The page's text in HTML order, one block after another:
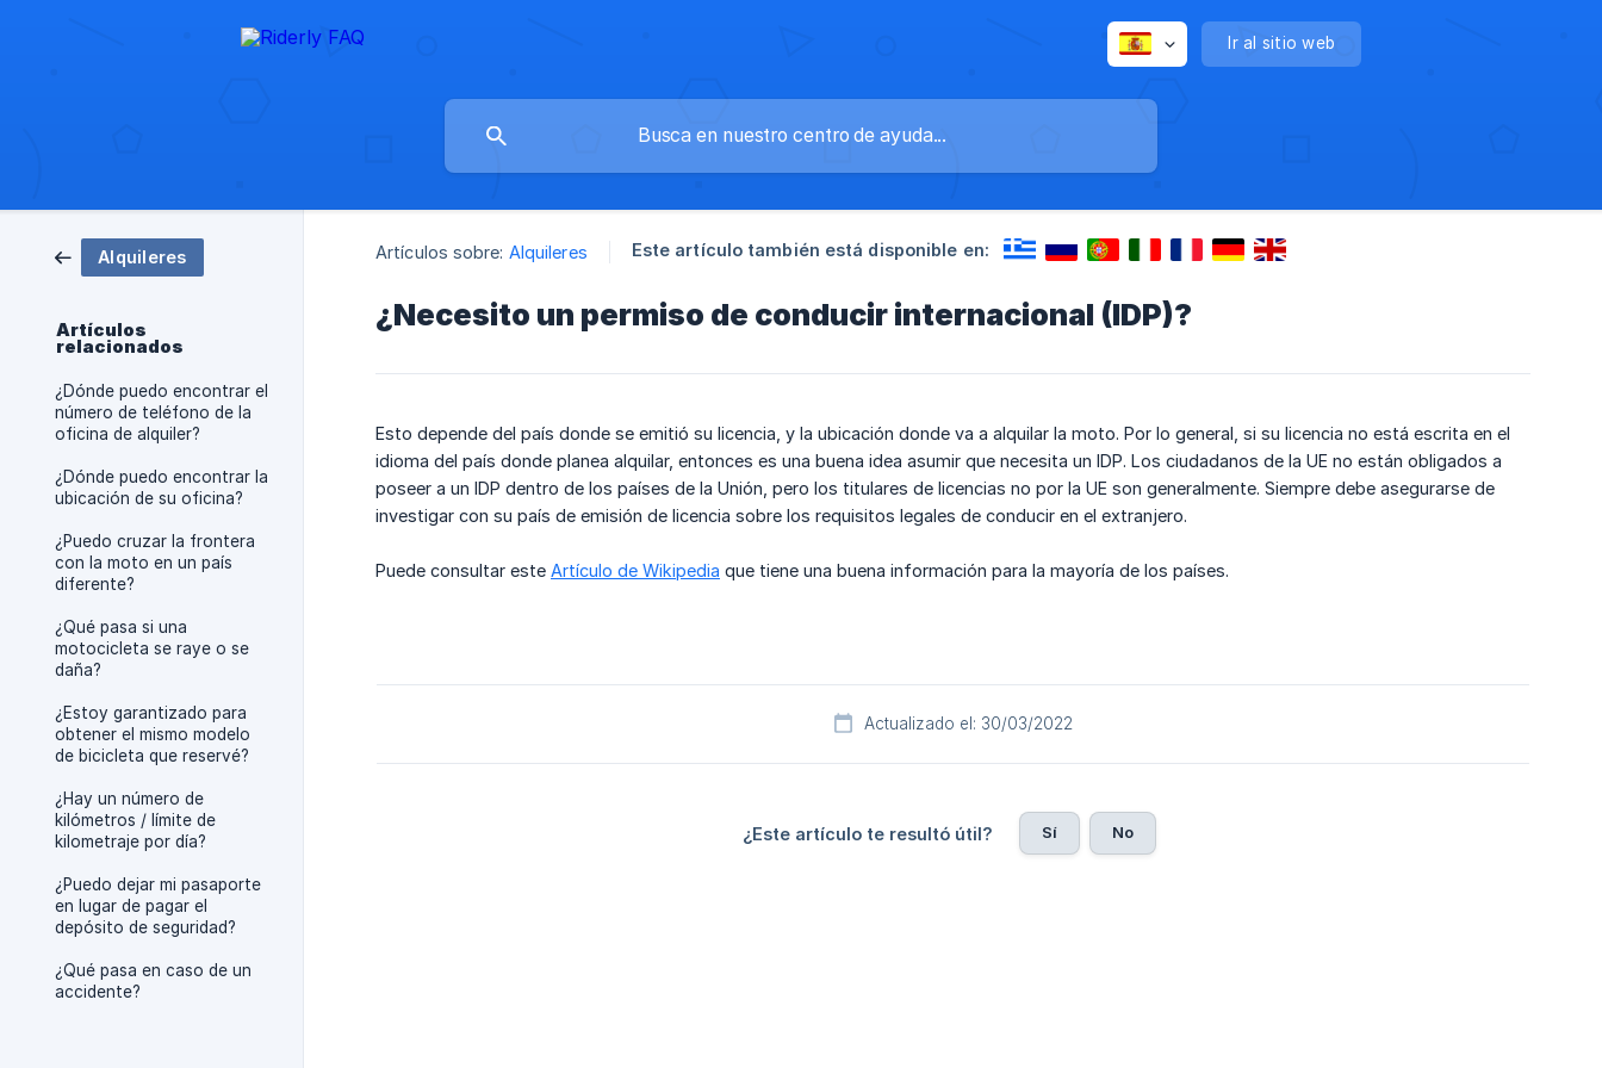
Ir al sitio web
Alquileres
Artículos
relacionados
¿Dónde puedo encontrar el
número de teléfono de la
oficina de alquiler?
¿Dónde puedo encontrar la
ubicación de su oficina?
¿Puedo cruzar la frontera
con la moto en un país
diferente?
¿Qué pasa si una
motocicleta se raye o se
daña?
¿Estoy garantizado para
obtener el mismo modelo
de bicicleta que reservé?
¿Hay un número de
kilómetros / límite de
kilometraje por día?
¿Puedo dejar mi pasaporte
en lugar de pagar el
depósito de seguridad?
¿Qué pasa en caso de un
accidente?
Artículos sobre: Alquileres Este artículo también está disponible en:
¿Necesito un permiso de conducir internacional (IDP)?
Esto depende del país donde se emitió su licencia, y la ubicación donde va a alquilar la moto. Por lo general, si su licencia no está escrita en el
idioma del país donde planea alquilar, entonces es una buena idea asumir que necesita un IDP. Los ciudadanos de la UE no están obligados a
poseer a un IDP dentro de los países de la Unión, pero los titulares de licencias no por la UE son generalmente. Siempre debe asegurarse de
investigar con su país de emisión de licencia sobre los requisitos legales de conducir en el extranjero.
Puede consultar este Artículo de Wikipedia que tiene una buena información para la mayoría de los países.
Actualizado el: 30/03/2022
¿Este artículo te resultó útil? Sí No